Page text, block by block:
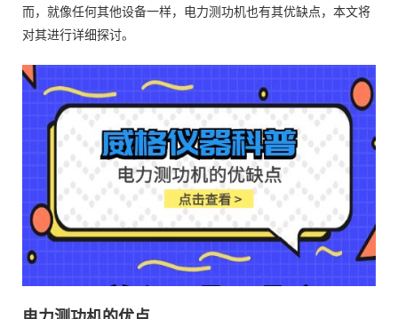
而，就像任何其他设备一样，电力测功机也有其优缺点，本文将
对其进行详细探讨。